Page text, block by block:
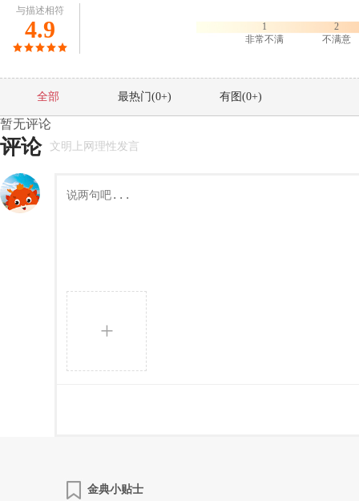
与描述相符
4.9
1
非常不满
2
不满意
全部 最热门(0+) 有图(0+)
暂无评论
评论 文明上网理性发言
+
金典小贴士